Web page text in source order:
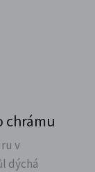
chrámu
v
dýchá